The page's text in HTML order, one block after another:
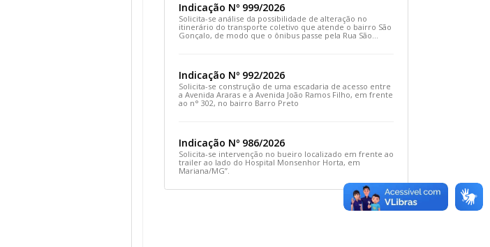
Indicação Nº 999/2026
Solicita-se análise da possibilidade de alteração no
itinerário do transporte coletivo que atende o bairro São
Gonçalo, de modo que o ônibus passe pela Rua São
Indicação Nº 992/2026
Solicita-se construção de uma escadaria de acesso entre
a Avenida Araras e a Avenida João Ramos Filho, em frente
ao n° 302, no bairro Barro Preto
Indicação Nº 986/2026
Solicita-se intervenção no bueiro localizado em frente ao
trailer ao lado do Hospital Monsenhor Horta, em
Mariana/MG”.